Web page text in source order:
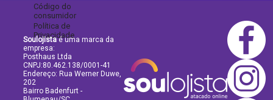
Código do
consumidor
Política de
Privacidade
Soulojistaé uma marca da
empresa:
Posthaus Ltda
CNPJ:80.462.138/0001-41
Endereço: Rua Werner Duwe,
202
Bairro Badenfurt -